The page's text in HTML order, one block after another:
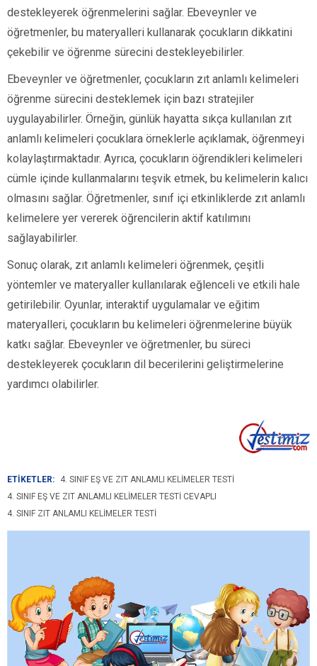
destekleyerek öğrenmelerini sağlar. Ebeveynler ve
öğretmenler, bu materyalleri kullanarak çocukların dikkatini
çekebilir ve öğrenme sürecini destekleyebilirler.
Ebeveynler ve öğretmenler, çocukların zıt anlamlı kelimeleri
öğrenme sürecini desteklemek için bazı stratejiler
uygulayabilirler. Örneğin, günlük hayatta sıkça kullanılan zıt
anlamlı kelimeleri çocuklara örneklerle açıklamak, öğrenmeyi
kolaylaştırmaktadır. Ayrıca, çocukların öğrendikleri kelimeleri
cümle içinde kullanmalarını teşvik etmek, bu kelimelerin kalıcı
olmasını sağlar. Öğretmenler, sınıf içi etkinliklerde zıt anlamlı
kelimelere yer vererek öğrencilerin aktif katılımını
sağlayabilirler.
Sonuç olarak, zıt anlamlı kelimeleri öğrenmek, çeşitli
yöntemler ve materyaller kullanılarak eğlenceli ve etkili hale
getirilebilir. Oyunlar, interaktif uygulamalar ve eğitim
materyalleri, çocukların bu kelimeleri öğrenmelerine büyük
katkı sağlar. Ebeveynler ve öğretmenler, bu süreci
destekleyerek çocukların dil becerilerini geliştirmelerine
yardımcı olabilirler.
ETİKETLER:
4. SINIF EŞ VE ZIT ANLAMLI KELIMELER TESTI
4. SINIF EŞ VE ZIT ANLAMLI KELIMELER TESTI CEVAPLI
4. SINIF ZIT ANLAMLI KELIMELER TESTI